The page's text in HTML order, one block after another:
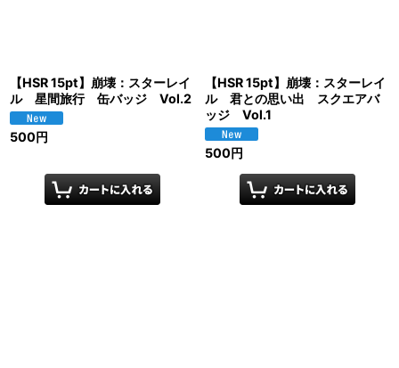
【HSR 15pt】崩壊：スターレイ
ル 星間旅行 缶バッジ Vol.2
500円
【HSR 15pt】崩壊：スターレイ
ル 君との思い出 スクエアバ
ッジ Vol.1
500円